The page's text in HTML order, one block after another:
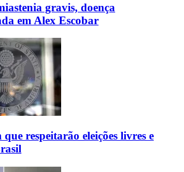
gravis, doença
em Alex Escobar
respeitarão eleições livres e